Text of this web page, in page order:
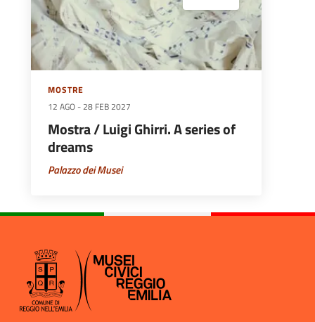
MOSTRE
12 AGO -28 FEB 2027
Mostra / Luigi Ghirri. A series of
dreams
Palazzo dei Musei